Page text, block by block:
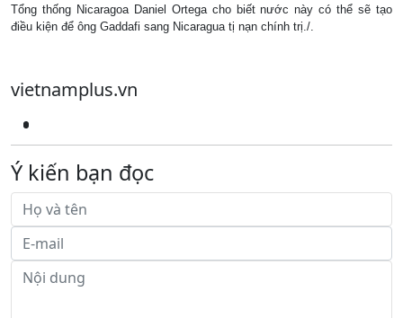
Tổng thống Nicaragoa Daniel Ortega cho biết nước này có thể sẽ tạo
điều kiện để ông Gaddafi sang Nicaragua tị nạn chính trị./.
vietnamplus.vn
Ý kiến bạn đọc